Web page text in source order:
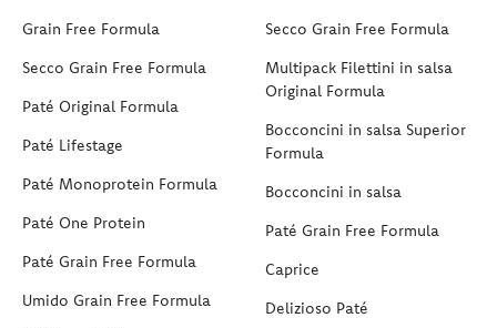
Grain Free Formula
Secco Grain Free Formula
Paté Original Formula
Paté Lifestage
Paté Monoprotein Formula
Paté One Protein
Paté Grain Free Formula
Umido Grain Free Formula
Secco Grain Free Formula
Multipack Filettini in salsa
Original Formula
Bocconcini in salsa Superior
Formula
Bocconcini in salsa
Paté Grain Free Formula
Caprice
Delizioso Paté